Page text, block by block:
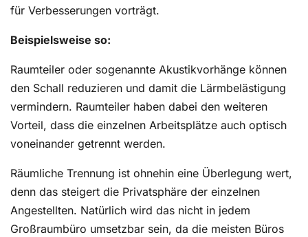
für Verbesserungen vorträgt.
Beispielsweise so:
Raumteiler oder sogenannte Akustikvorhänge können
den Schall reduzieren und damit die Lärmbelästigung
vermindern. Raumteiler haben dabei den weiteren
Vorteil, dass die einzelnen Arbeitsplätze auch optisch
voneinander getrennt werden.
Räumliche Trennung ist ohnehin eine Überlegung wert,
denn das steigert die Privatsphäre der einzelnen
Angestellten. Natürlich wird das nicht in jedem
Großraumbüro umsetzbar sein, da die meisten Büros